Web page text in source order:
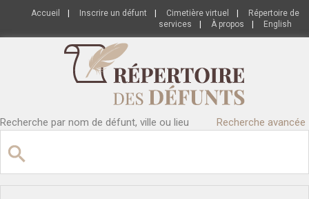
Accueil Inscrire un défunt Cimetière virtuel
Répertoire de
services
À propos English
Recherche par nom de défunt, ville ou lieu Recherche avancée